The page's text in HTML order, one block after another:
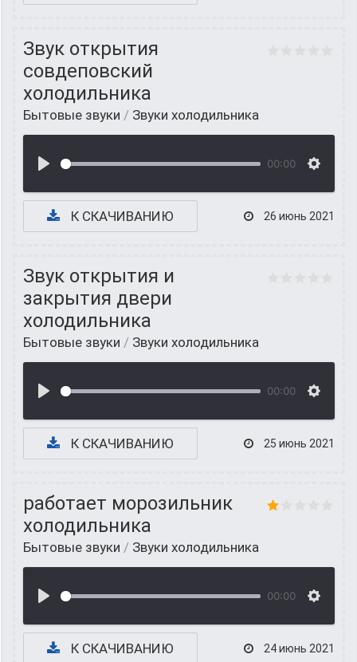
Звук открытия
совдеповский
холодильника
Бытовые звуки / Звуки холодильника
00:00
К СКАЧИВАНИЮ 26 июнь 2021
Звук открытия и
закрытия двери
холодильника
Бытовые звуки / Звуки холодильника
00:00
К СКАЧИВАНИЮ 25 июнь 2021
работает морозильник
холодильника
Бытовые звуки / Звуки холодильника
00:00
К СКАЧИВАНИЮ 24 июнь 2021